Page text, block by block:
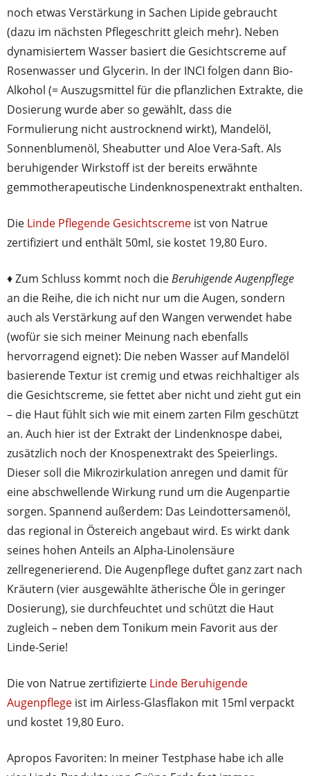
noch etwas Verstärkung in Sachen Lipide gebraucht
(dazu im nächsten Pflegeschritt gleich mehr). Neben
dynamisiertem Wasser basiert die Gesichtscreme auf
Rosenwasser und Glycerin. In der INCI folgen dann Bio-
Alkohol (= Auszugsmittel für die pflanzlichen Extrakte, die
Dosierung wurde aber so gewählt, dass die
Formulierung nicht austrocknend wirkt), Mandelöl,
Sonnenblumenöl, Sheabutter und Aloe Vera-Saft. Als
beruhigender Wirkstoff ist der bereits erwähnte
gemmotherapeutische Lindenknospenextrakt enthalten.
Die Linde Pflegende Gesichtscreme ist von Natrue
zertifiziert und enthält 50ml, sie kostet 19,80 Euro.
♦ Zum Schluss kommt noch dieBeruhigende Augenpflege
an die Reihe, die ich nicht nur um die Augen, sondern
auch als Verstärkung auf den Wangen verwendet habe
(wofür sie sich meiner Meinung nach ebenfalls
hervorragend eignet): Die neben Wasser auf Mandelöl
basierende Textur ist cremig und etwas reichhaltiger als
die Gesichtscreme, sie fettet aber nicht und zieht gut ein
– die Haut fühlt sich wie mit einem zarten Film geschützt
an. Auch hier ist der Extrakt der Lindenknospe dabei,
zusätzlich noch der Knospenextrakt des Speierlings.
Dieser soll die Mikrozirkulation anregen und damit für
eine abschwellende Wirkung rund um die Augenpartie
sorgen. Spannend außerdem: Das Leindottersamenöl,
das regional in Östereich angebaut wird. Es wirkt dank
seines hohen Anteils an Alpha-Linolensäure
zellregenerierend. Die Augenpflege duftet ganz zart nach
Kräutern (vier ausgewählte ätherische Öle in geringer
Dosierung), sie durchfeuchtet und schützt die Haut
zugleich – neben dem Tonikum mein Favorit aus der
Linde-Serie!
Die von Natrue zertifizierte Linde Beruhigende
Augenpflege ist im Airless-Glasflakon mit 15ml verpackt
und kostet 19,80 Euro.
Apropos Favoriten: In meiner Testphase habe ich alle